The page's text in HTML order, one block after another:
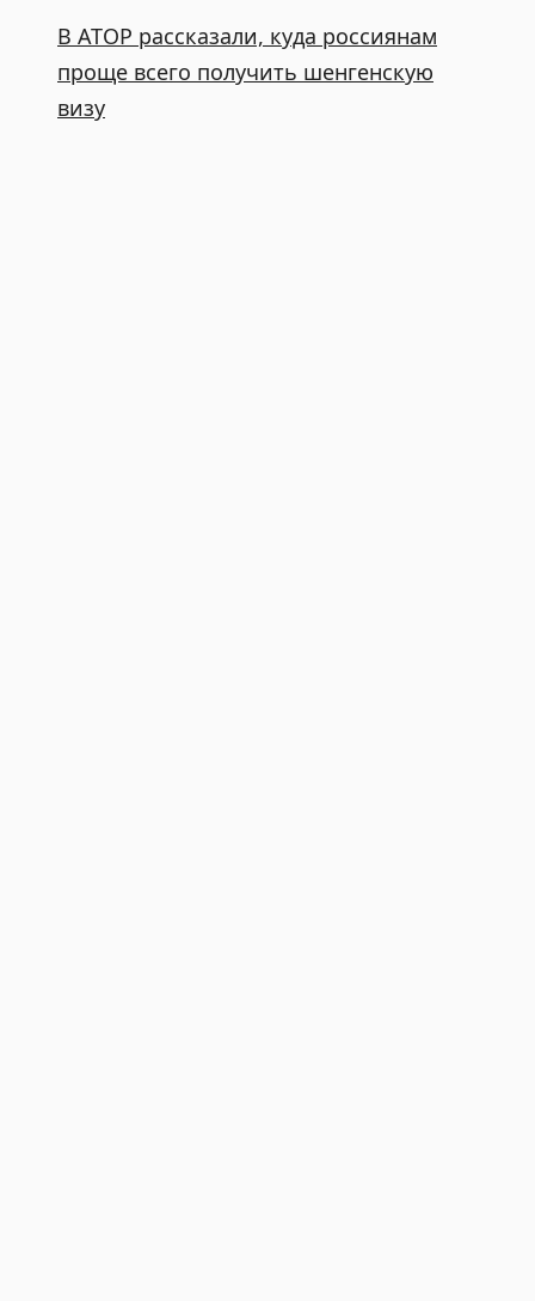
В АТОР рассказали, куда россиянам
проще всего получить шенгенскую
визу